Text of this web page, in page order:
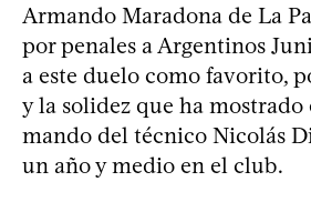
Armando Maradona de La
por penales a Argentinos
a este duelo como favorito,
y la solidez que ha
mando del técnico Nicolás
un año y medio en el club.